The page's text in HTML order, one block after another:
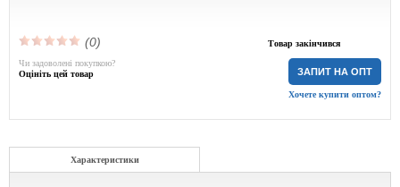
(0) Товар закінчився
ЗАПИТ НА ОПТ
Хочете купити оптом?
Чи задоволені покупкою?
Оцініть цей товар
Характеристики